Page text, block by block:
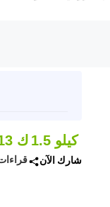
13 ك 1.5 كيلو
شارك الآن